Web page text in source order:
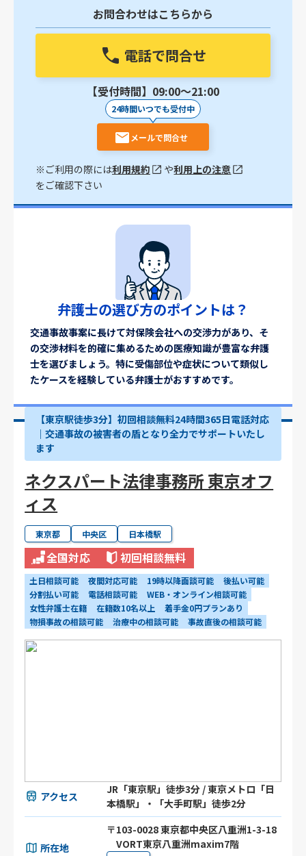
お問合わせはこちらから
電話で問合せ
【受付時間】09:00〜21:00
24時間いつでも受付中
メールで問合せ
※ご利用の際には利用規約 や利用上の注意
をご確認下さい
弁護士の選び方のポイントは？
交通事故事案に長けて対保険会社への交渉力があり、そ
の交渉材料を的確に集めるための医療知識が豊富な弁護
士を選びましょう。特に受傷部位や症状について類似し
たケースを経験している弁護士がおすすめです。
【東京駅徒歩3分】初回相談無料24時間365日電話対応
｜交通事故の被害者の盾となり全力でサポートいたし
ます
ネクスパート法律事務所 東京オフ
ィス
東京都 中央区 日本橋駅
全国対応 初回相談無料
土日相談可能 夜間対応可能 19時以降面談可能
後払い可能
分割払い可能
電話相談可能
WEB・オンライン相談可能
女性弁護士在籍
在籍数10名以上
着手金0円プランあり
物損事故の相談可能
治療中の相談可能 事故直後の相談可能
アクセス
JR「東京駅」徒歩3分 / 東京メトロ「日
本橋駅」・「大手町駅」徒歩2分
所在地
〒103-0028 東京都中央区八重洲1-3-18
VORT東京八重洲maxim7階